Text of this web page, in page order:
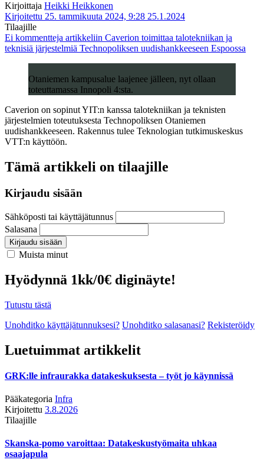
Kirjoittaja Heikki Heikkonen
Kirjoitettu 25. tammikuuta 2024, 9:28 25.1.2024
Tilaajille
Ei kommentteja artikkeliin Caverion toimittaa talotekniikan ja
teknisiä järjestelmiä Technopoliksen uudishankkeeseen Espoossa
Otaniemen kampusalue laajenee jälleen, nyt ollaan
toteuttamassa Innopoli 4:sta.
Caverion on sopinut YIT:n kanssa talotekniikan ja teknisten
järjestelmien toteutuksesta Technopoliksen Otaniemen
uudishankkeeseen. Rakennus tulee Teknologian tutkimuskeskus
VTT:n käyttöön.
Tämä artikkeli on tilaajille
Kirjaudu sisään
Sähköposti tai käyttäjätunnus
Salasana
Kirjaudu sisään
Muista minut
Hyödynnä 1kk/0€ diginäyte!
Tutustu tästä
Unohditko käyttäjätunnuksesi? Unohditko salasanasi? Rekisteröidy
Luetuimmat artikkelit
GRK:lle infraurakka datakeskuksesta – työt jo käynnissä
Pääkategoria Infra
Kirjoitettu 3.8.2026
Tilaajille
Skanska-pomo varoittaa: Datakeskustyömaita uhkaa
osaajapula